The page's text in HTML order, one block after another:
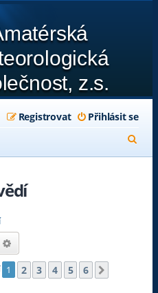
z.s.
Přihlásit se
Registrovat
l
1 2 3 4 5 6